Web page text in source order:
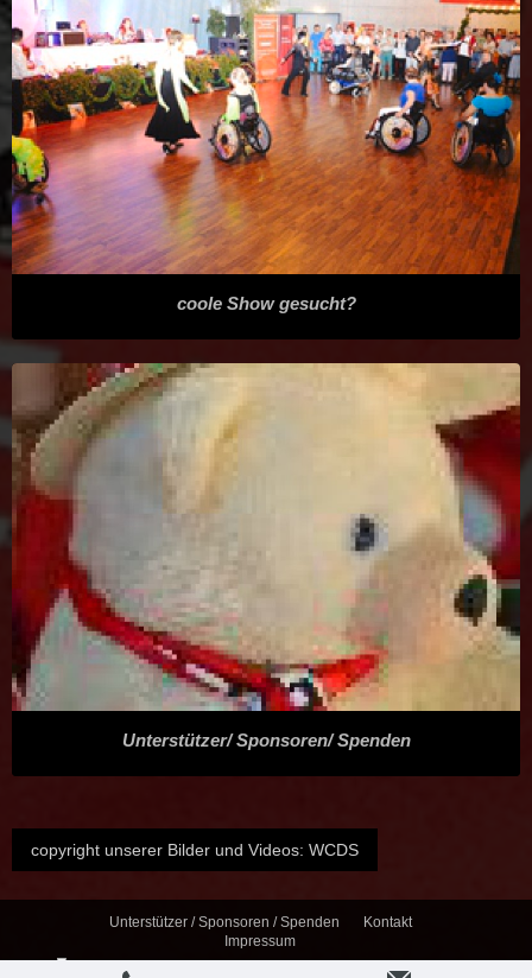
coole Show gesucht?
Unterstützer/ Sponsoren/ Spenden
copyright unserer Bilder und Videos: WCDS
Unterstützer / Sponsoren / Spenden
Kontakt
Impressum
Druckversion